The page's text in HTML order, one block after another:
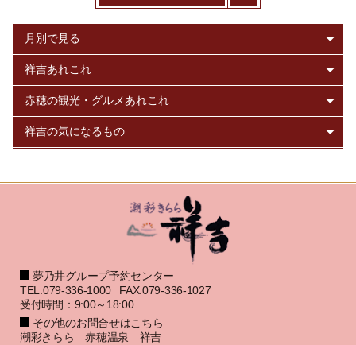
夢乃井グループ予約センター
TEL:079-336-1000
FAX:079-336-1027
受付時間：9:00～18:00
その他のお問合せはこちら
潮彩きらら 赤穂温泉 祥吉